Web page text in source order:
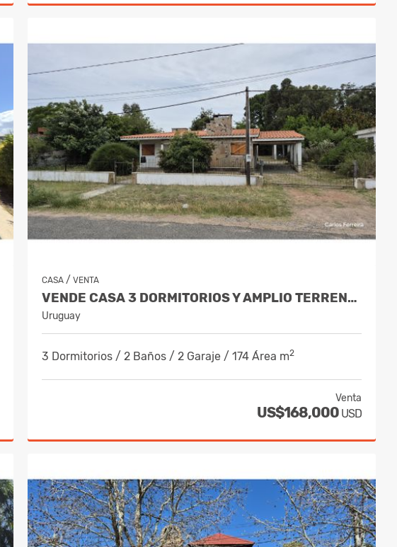
CASA / VENTA
VENDE CASA 3 DORMITORIOS Y AMPLIO TERRENO DE 1235 M2 - ARAMINDA SUR
Uruguay
3 Dormitorios / 2 Baños / 2 Garaje / 174 Área m2
Venta
US$168,000 USD